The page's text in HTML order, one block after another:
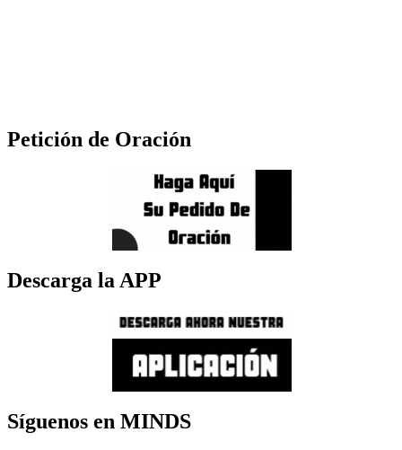
Petición de Oración
Descarga la APP
Síguenos en MINDS